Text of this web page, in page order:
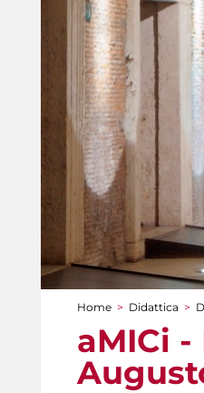
Tu sei qui
Home > Didattica >
aMICi